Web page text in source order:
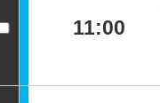
11:00